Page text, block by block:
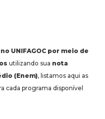
UNIFAGOC por meio de
utilizando sua nota
(Enem), listamos aqui as
cada programa disponível